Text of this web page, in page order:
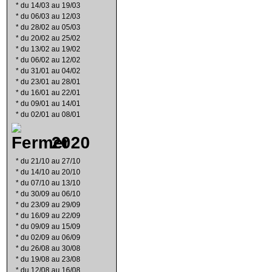
* du 14/03 au 19/03
* du 06/03 au 12/03
* du 28/02 au 05/03
* du 20/02 au 25/02
* du 13/02 au 19/02
* du 06/02 au 12/02
* du 31/01 au 04/02
* du 23/01 au 28/01
* du 16/01 au 22/01
* du 09/01 au 14/01
* du 02/01 au 08/01
2020
* du 21/10 au 27/10
* du 14/10 au 20/10
* du 07/10 au 13/10
* du 30/09 au 06/10
* du 23/09 au 29/09
* du 16/09 au 22/09
* du 09/09 au 15/09
* du 02/09 au 06/09
* du 26/08 au 30/08
* du 19/08 au 23/08
* du 12/08 au 16/08